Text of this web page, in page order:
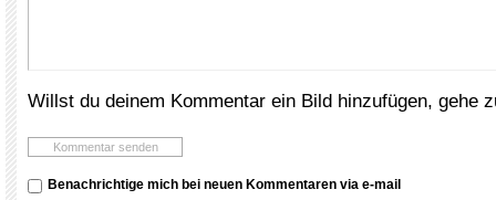
Willst du deinem Kommentar ein Bild hinzufügen, gehe
Benachrichtige mich bei neuen Kommentaren via e-mail